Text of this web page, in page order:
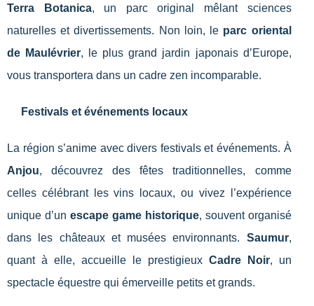
Terra Botanica, un parc original mêlant sciences
naturelles et divertissements. Non loin, le parc oriental
de Maulévrier, le plus grand jardin japonais d’Europe,
vous transportera dans un cadre zen incomparable.
Festivals et événements locaux
La région s’anime avec divers festivals et événements. À
Anjou, découvrez des fêtes traditionnelles, comme
celles célébrant les vins locaux, ou vivez l’expérience
unique d’un escape game historique, souvent organisé
dans les châteaux et musées environnants. Saumur,
quant à elle, accueille le prestigieux Cadre Noir, un
spectacle équestre qui émerveille petits et grands.